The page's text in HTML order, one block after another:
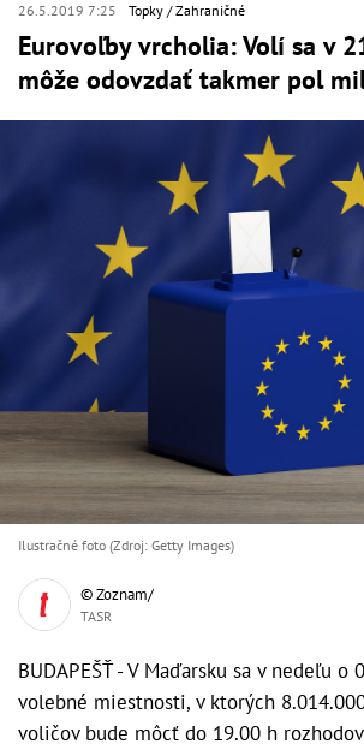
26.5.2019 7:25 Topky Zahraničné
Eurovoľby vrcholia: Volí sa v
môže odovzdať takmer pol
Ilustračné foto (Zdroj: Getty Images)
© Zoznam/
TASR
BUDAPEŠŤ - V Maďarsku sa v nedeľu
volebné miestnosti, v ktorých
voličov bude môcť do 19.00 h